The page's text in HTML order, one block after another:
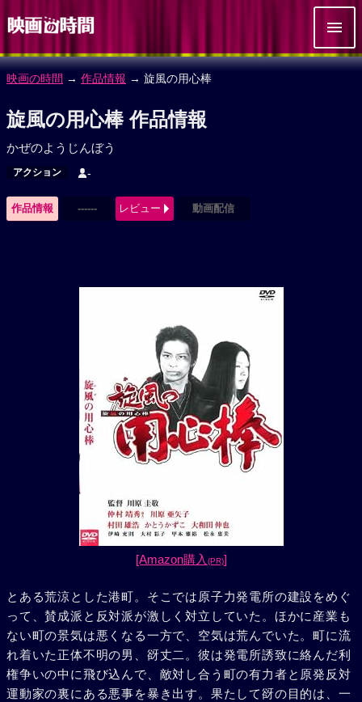
映画の時間 → 作品情報 → 旋風の用心棒
旋風の用心棒 作品情報
かぜのようじんぼう
アクション -
作品情報 ------ レビュー 動画配信
[Amazon購入 (PR)]
とある荒涼とした港町。そこでは原子力発電所の建設をめぐ
って、賛成派と反対派が激しく対立していた。ほかに産業も
ない町の景気は悪くなる一方で、空気は荒んでいた。町に流
れ着いた正体不明の男、谺丈二。彼は発電所誘致に絡んだ利
権争いの中に飛び込んで、敵対し合う町の有力者と原発反対
運動家の裏にある悪事を暴き出す。果たして谺の目的は、一